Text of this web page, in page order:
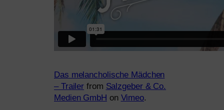
Das melan­cho­li­sche Mädchen
– Trailer from Salzgeber & Co.
Medien GmbH on Vimeo.